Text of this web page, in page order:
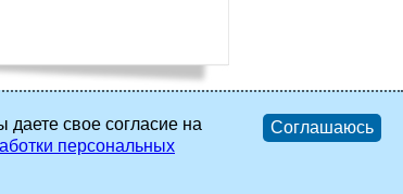
свое согласие на
персональных
Соглашаюсь